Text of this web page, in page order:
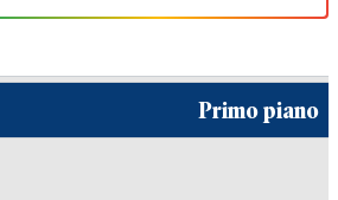
Primo piano